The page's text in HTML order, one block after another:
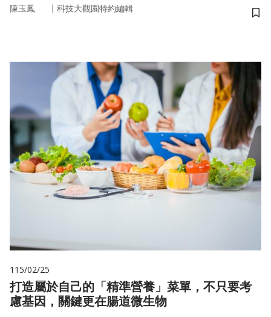
陳玉鳳 ｜ 科技大觀園特約編輯
儲
115/02/25
打造屬於自己的「精準營養」菜單，不只要考
慮基因，關鍵更在腸道微生物